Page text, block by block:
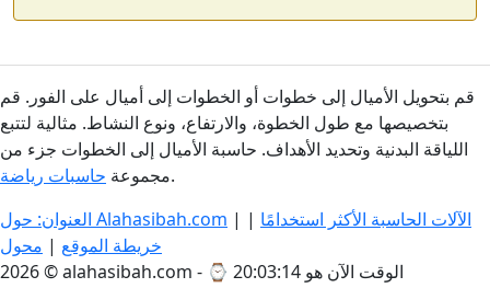
قم بتحويل الأميال إلى خطوات أو الخطوات إلى أميال على الفور. قم
بتخصيصها مع طول الخطوة، والارتفاع، ونوع النشاط. مثالية لتتبع
اللياقة البدنية وتحديد الأهداف. حاسبة الأميال إلى الخطوات جزء من
مجموعة حاسبات رياضة
.
العنوان: حول Alahasibah.com | الآلات الحاسبة الأكثر استخدامًا |
خريطة الموقع | محول
2026 © alahasibah.com - ⌚
الوقت الآن هو 20:03:14